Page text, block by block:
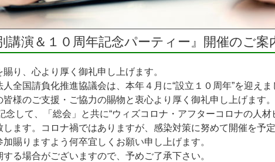
講演＆１０周年記念パーティー』開催のご案
り、心より厚く御礼申し上げます。
全国請負化推進協議会は、本年４月に“設立１０周年”を迎え
様のご支援・ご協力の賜物と衷心より厚く御礼申し上げます。
念して、「総会」と共に“ウィズコロナ・アフターコロナの人
ます。コロナ禍ではありますが、感染対策に努めて開催を予
賜りますよう何卒宜しくお願い申し上げます。
る場合がございますので、予めご了承下さい。